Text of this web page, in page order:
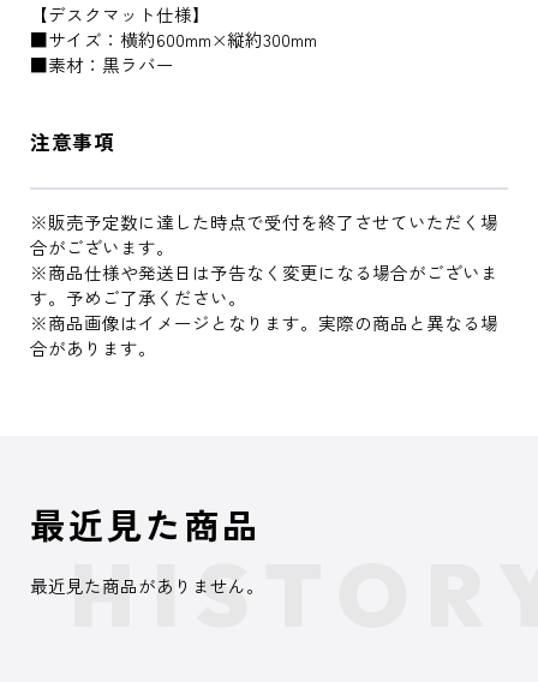
【デスクマット仕様】
■サイズ：横約600mm×縦約300mm
■素材：黒ラバー
注意事項
※販売予定数に達した時点で受付を終了させていただく場
合がございます。
※商品仕様や発送日は予告なく変更になる場合がございま
す。予めご了承ください。
※商品画像はイメージとなります。実際の商品と異なる場
合があります。
最近見た商品
最近見た商品がありません。